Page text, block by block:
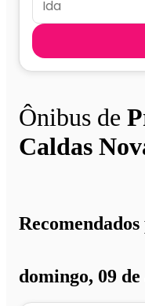
Ônibus de
Caldas
domingo, 09 de